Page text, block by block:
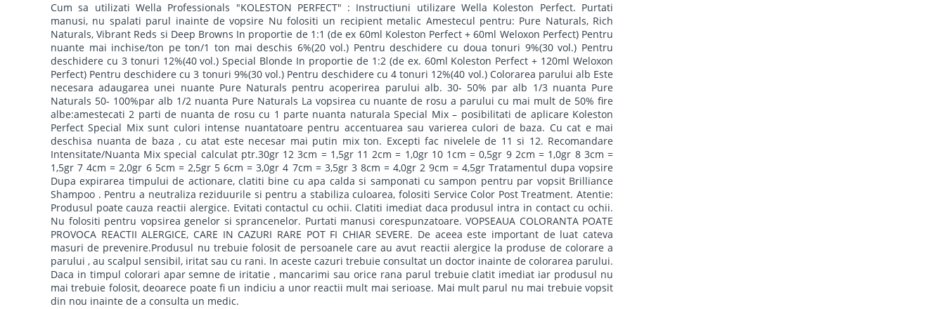
Cum sa utilizati Wella Professionals "KOLESTON PERFECT" : Instructiuni utilizare Wella Koleston Perfect. Purtati
manusi, nu spalati parul inainte de vopsire Nu folositi un recipient metalic Amestecul pentru: Pure Naturals, Rich
Naturals, Vibrant Reds si Deep Browns In proportie de 1:1 (de ex 60ml Koleston Perfect + 60ml Weloxon Perfect) Pentru
nuante mai inchise/ton pe ton/1 ton mai deschis 6%(20 vol.) Pentru deschidere cu doua tonuri 9%(30 vol.) Pentru
deschidere cu 3 tonuri 12%(40 vol.) Special Blonde In proportie de 1:2 (de ex. 60ml Koleston Perfect + 120ml Weloxon
Perfect) Pentru deschidere cu 3 tonuri 9%(30 vol.) Pentru deschidere cu 4 tonuri 12%(40 vol.) Colorarea parului alb Este
necesara adaugarea unei nuante Pure Naturals pentru acoperirea parului alb. 30- 50% par alb 1/3 nuanta Pure
Naturals 50- 100%par alb 1/2 nuanta Pure Naturals La vopsirea cu nuante de rosu a parului cu mai mult de 50% fire
albe:amestecati 2 parti de nuanta de rosu cu 1 parte nuanta naturala Special Mix – posibilitati de aplicare Koleston
Perfect Special Mix sunt culori intense nuantatoare pentru accentuarea sau varierea culori de baza. Cu cat e mai
deschisa nuanta de baza , cu atat este necesar mai putin mix ton. Excepti fac nivelele de 11 si 12. Recomandare
Intensitate/Nuanta Mix special calculat ptr.30gr 12 3cm = 1,5gr 11 2cm = 1,0gr 10 1cm = 0,5gr 9 2cm = 1,0gr 8 3cm =
1,5gr 7 4cm = 2,0gr 6 5cm = 2,5gr 5 6cm = 3,0gr 4 7cm = 3,5gr 3 8cm = 4,0gr 2 9cm = 4,5gr Tratamentul dupa vopsire
Dupa expirarea timpului de actionare, clatiti bine cu apa calda si samponati cu sampon pentru par vopsit Brilliance
Shampoo . Pentru a neutraliza reziduurile si pentru a stabiliza culoarea, folositi Service Color Post Treatment. Atentie:
Produsul poate cauza reactii alergice. Evitati contactul cu ochii. Clatiti imediat daca produsul intra in contact cu ochii.
Nu folositi pentru vopsirea genelor si sprancenelor. Purtati manusi corespunzatoare. VOPSEAUA COLORANTA POATE
PROVOCA REACTII ALERGICE, CARE IN CAZURI RARE POT FI CHIAR SEVERE. De aceea este important de luat cateva
masuri de prevenire.Produsul nu trebuie folosit de persoanele care au avut reactii alergice la produse de colorare a
parului , au scalpul sensibil, iritat sau cu rani. In aceste cazuri trebuie consultat un doctor inainte de colorarea parului.
Daca in timpul colorari apar semne de iritatie , mancarimi sau orice rana parul trebuie clatit imediat iar produsul nu
mai trebuie folosit, deoarece poate fi un indiciu a unor reactii mult mai serioase. Mai mult parul nu mai trebuie vopsit
din nou inainte de a consulta un medic.